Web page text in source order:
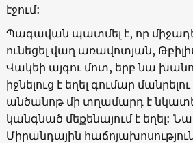
էջում:
Պագավան պատմել է, որ
ունեցել վաղ առավոտյան,
Վակեի այգու մոտ, երբ նա
իջնելուց է եղել գումար
անծանոթ մի տղամարդ է
կանգնած մեքենայում է եղել: Նա
Միրանդային